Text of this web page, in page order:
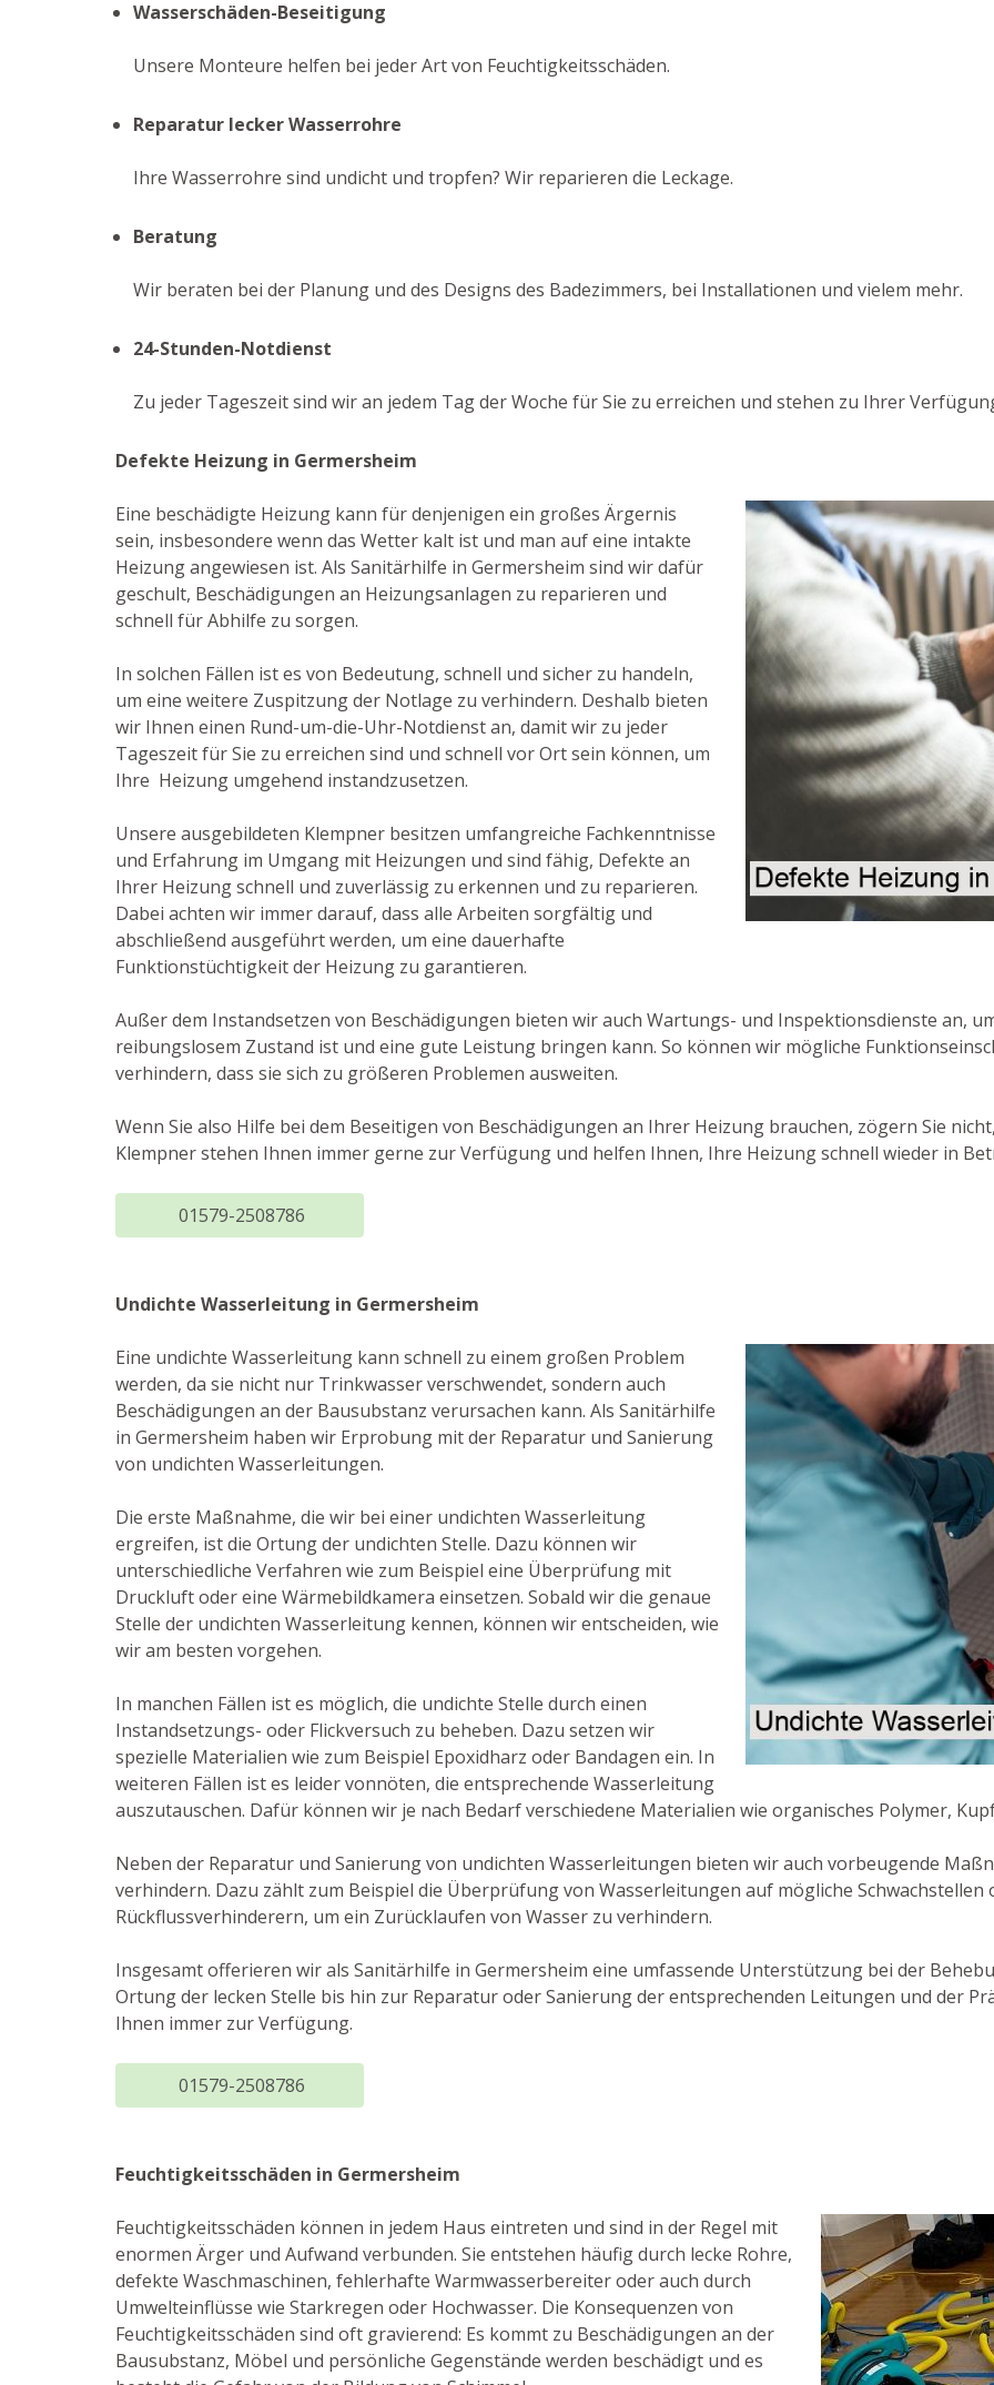
Wasserschäden-Beseitigung
Unsere Monteure helfen bei jeder Art von Feuchtigkeitsschäden.
Reparatur lecker Wasserrohre
Ihre Wasserrohre sind undicht und tropfen? Wir reparieren die Leckage.
Beratung
Wir beraten bei der Planung und des Designs des Badezimmers, bei Installationen und vielem mehr.
24-Stunden-Notdienst
Zu jeder Tageszeit sind wir an jedem Tag der Woche für Sie zu erreichen und stehen zu Ihrer
Defekte Heizung in Germersheim
Eine beschädigte Heizung kann für denjenigen ein großes Ärgernis
sein, insbesondere wenn das Wetter kalt ist und man auf eine intakte
Heizung angewiesen ist. Als Sanitärhilfe in Germersheim sind wir dafür
geschult, Beschädigungen an Heizungsanlagen zu reparieren und
schnell für Abhilfe zu sorgen.
In solchen Fällen ist es von Bedeutung, schnell und sicher zu handeln,
um eine weitere Zuspitzung der Notlage zu verhindern. Deshalb bieten
wir Ihnen einen Rund-um-die-Uhr-Notdienst an, damit wir zu jeder
Tageszeit für Sie zu erreichen sind und schnell vor Ort sein können, um
Ihre Heizung umgehend instandzusetzen.
Unsere ausgebildeten Klempner besitzen umfangreiche Fachkenntnisse
und Erfahrung im Umgang mit Heizungen und sind fähig, Defekte an
Ihrer Heizung schnell und zuverlässig zu erkennen und zu reparieren.
Dabei achten wir immer darauf, dass alle Arbeiten sorgfältig und
abschließend ausgeführt werden, um eine dauerhafte
Funktionstüchtigkeit der Heizung zu garantieren.
Außer dem Instandsetzen von Beschädigungen bieten wir auch Wartungs- und Inspektionsdienste an,
reibungslosem Zustand ist und eine gute Leistung bringen kann. So können wir mögliche
verhindern, dass sie sich zu größeren Problemen ausweiten.
Wenn Sie also Hilfe bei dem Beseitigen von Beschädigungen an Ihrer Heizung brauchen, zögern Sie
Klempner stehen Ihnen immer gerne zur Verfügung und helfen Ihnen, Ihre Heizung schnell wieder in
01579-2508786
Undichte Wasserleitung in Germersheim
Eine undichte Wasserleitung kann schnell zu einem großen Problem
werden, da sie nicht nur Trinkwasser verschwendet, sondern auch
Beschädigungen an der Bausubstanz verursachen kann. Als Sanitärhilfe
in Germersheim haben wir Erprobung mit der Reparatur und Sanierung
von undichten Wasserleitungen.
Die erste Maßnahme, die wir bei einer undichten Wasserleitung
ergreifen, ist die Ortung der undichten Stelle. Dazu können wir
unterschiedliche Verfahren wie zum Beispiel eine Überprüfung mit
Druckluft oder eine Wärmebildkamera einsetzen. Sobald wir die genaue
Stelle der undichten Wasserleitung kennen, können wir entscheiden, wie
wir am besten vorgehen.
In manchen Fällen ist es möglich, die undichte Stelle durch einen
Instandsetzungs- oder Flickversuch zu beheben. Dazu setzen wir
spezielle Materialien wie zum Beispiel Epoxidharz oder Bandagen ein. In
weiteren Fällen ist es leider vonnöten, die entsprechende Wasserleitung
auszutauschen. Dafür können wir je nach Bedarf verschiedene Materialien wie organisches Polymer,
Neben der Reparatur und Sanierung von undichten Wasserleitungen bieten wir auch vorbeugende
verhindern. Dazu zählt zum Beispiel die Überprüfung von Wasserleitungen auf mögliche Schwachstellen
Rückflussverhinderern, um ein Zurücklaufen von Wasser zu verhindern.
Insgesamt offerieren wir als Sanitärhilfe in Germersheim eine umfassende Unterstützung bei der
Ortung der lecken Stelle bis hin zur Reparatur oder Sanierung der entsprechenden Leitungen und der
Ihnen immer zur Verfügung.
01579-2508786
Feuchtigkeitsschäden in Germersheim
Feuchtigkeitsschäden können in jedem Haus eintreten und sind in der Regel mit
enormen Ärger und Aufwand verbunden. Sie entstehen häufig durch lecke Rohre,
defekte Waschmaschinen, fehlerhafte Warmwasserbereiter oder auch durch
Umwelteinflüsse wie Starkregen oder Hochwasser. Die Konsequenzen von
Feuchtigkeitsschäden sind oft gravierend: Es kommt zu Beschädigungen an der
Bausubstanz, Möbel und persönliche Gegenstände werden beschädigt und es